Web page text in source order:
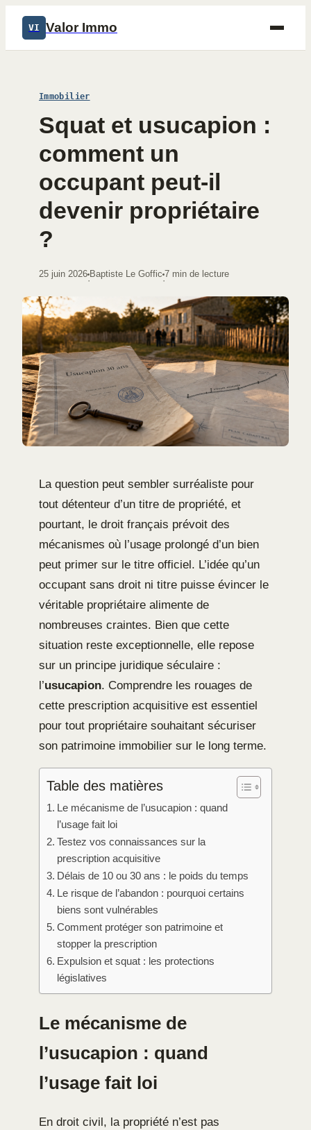
VI Valor Immo
Immobilier
Squat et usucapion :
comment un
occupant peut-il
devenir propriétaire
?
25 juin 2026
·
Baptiste Le Goffic
·
7 min de lecture
La question peut sembler surréaliste pour
tout détenteur d’un titre de propriété, et
pourtant, le droit français prévoit des
mécanismes où l’usage prolongé d’un bien
peut primer sur le titre officiel. L’idée qu’un
occupant sans droit ni titre puisse évincer le
véritable propriétaire alimente de
nombreuses craintes. Bien que cette
situation reste exceptionnelle, elle repose
sur un principe juridique séculaire :
l’usucapion. Comprendre les rouages de
cette prescription acquisitive est essentiel
pour tout propriétaire souhaitant sécuriser
son patrimoine immobilier sur le long terme.
Table des matières
Le mécanisme de l’usucapion : quand
l’usage fait loi
Testez vos connaissances sur la
prescription acquisitive
Délais de 10 ou 30 ans : le poids du temps
Le risque de l’abandon : pourquoi certains
biens sont vulnérables
Comment protéger son patrimoine et
stopper la prescription
Expulsion et squat : les protections
législatives
Le mécanisme de
l’usucapion : quand
l’usage fait loi
En droit civil, la propriété n’est pas